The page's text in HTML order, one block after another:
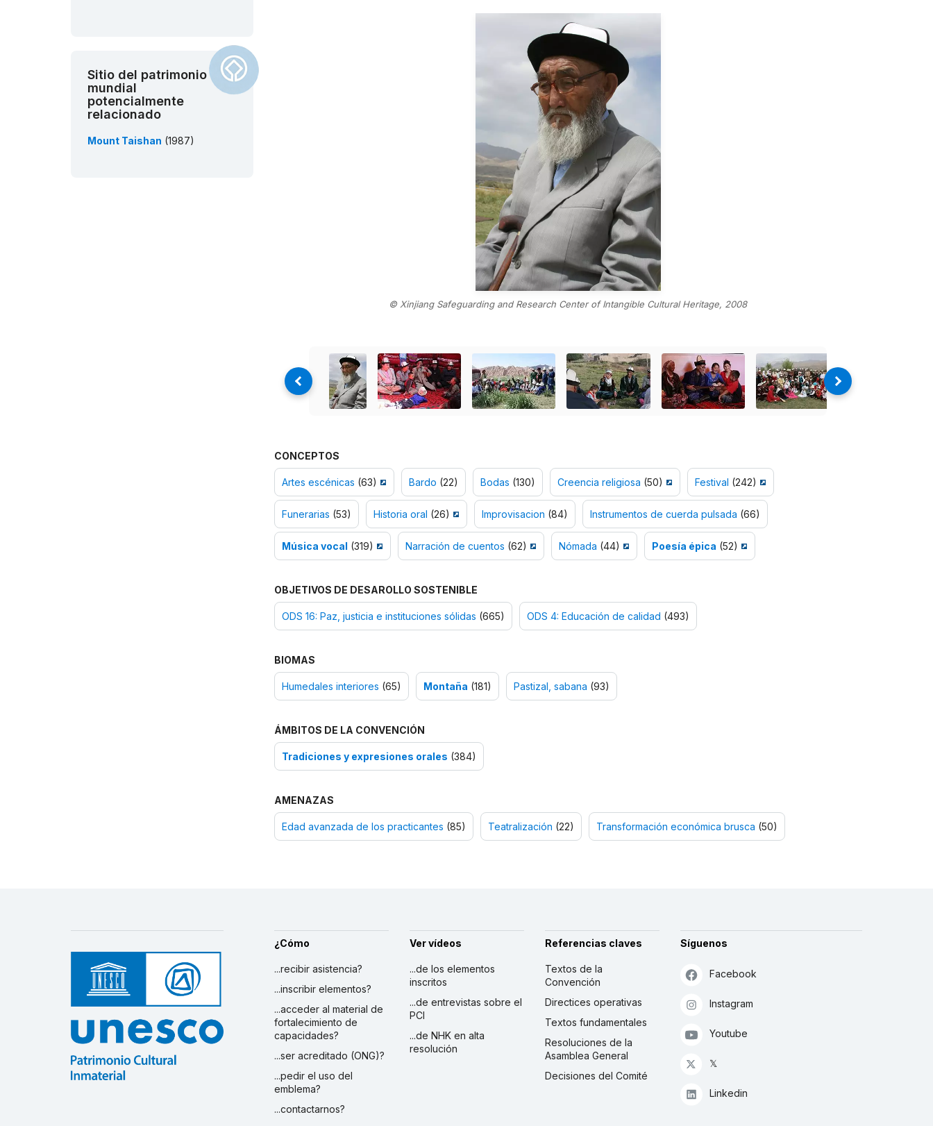
Sitio del patrimonio
mundial
potencialmente
relacionado
Mount Taishan (1987)
© Xinjiang Safeguarding and Research Center of Intangible Cultural Heritage, 2008
CONCEPTOS
Artes escénicas (63) Bardo (22) Bodas (130) Creencia religiosa (50) Festival (242)
Funerarias (53) Historia oral (26) Improvisacion (84) Instrumentos de cuerda pulsada (66)
Música vocal (319) Narración de cuentos (62) Nómada (44) Poesía épica (52)
OBJETIVOS DE DESAROLLO SOSTENIBLE
ODS 16: Paz, justicia e instituciones sólidas (665) ODS 4: Educación de calidad (493)
BIOMAS
Humedales interiores (65) Montaña (181) Pastizal, sabana (93)
ÁMBITOS DE LA CONVENCIÓN
Tradiciones y expresiones orales (384)
AMENAZAS
Edad avanzada de los practicantes (85) Teatralización (22) Transformación económica brusca (50)
¿Cómo
...recibir asistencia?
...inscribir elementos?
...acceder al material de
fortalecimiento de
capacidades?
...ser acreditado (ONG)?
...pedir el uso del
emblema?
...contactarnos?
Ver vídeos
...de los elementos
inscritos
...de entrevistas sobre el
PCI
...de NHK en alta
resolución
Referencias claves
Textos de la
Convención
Directices operativas
Textos fundamentales
Resoluciones de la
Asamblea General
Decisiones del Comité
Síguenos
Facebook
Instagram
Youtube
𝕏
Linkedin